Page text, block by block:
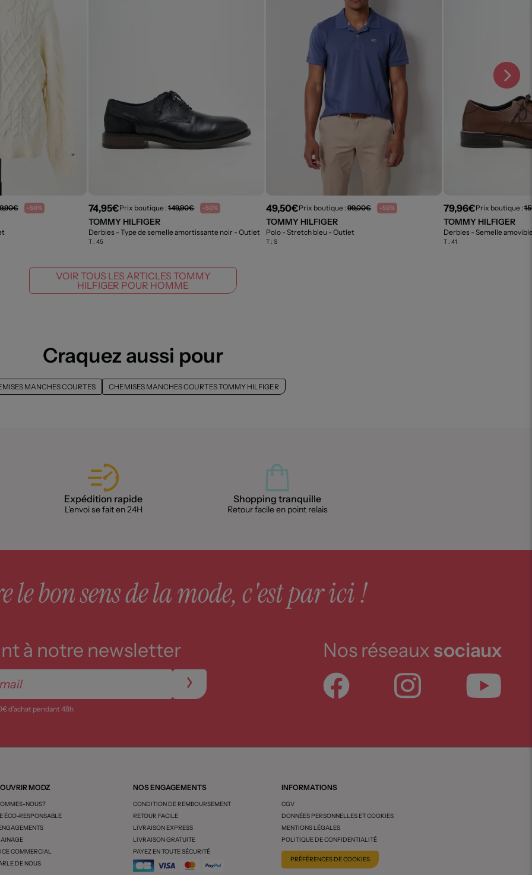
-50% 74,95€Prix boutique :149,90€ -50%
TOMMY HILFIGER
Derbies - Type de semelle amortissante noir - Outlet
T :45
49,50€Prix boutique :99,00€ -50%
TOMMY HILFIGER
Polo - Stretch bleu - Outlet
T :S
79,96€Prix boutique :
TOMMY HILFIGER
Derbies - Semelle
T : 41
VOIR TOUS LES ARTICLES TOMMY
HILFIGER POUR HOMME
Craquez aussi pour
MANCHES COURTES CHEMISES MANCHES COURTES TOMMY HILFIGER
Expédition rapide
L'envoi se fait en 24H
Shopping tranquille
Retour facile en point relais
le bon sens de la mode, c'est par ici !
à notre newsletter
d’achat pendant 48h
Nos réseaux sociaux
MODZ
NOUS?
ÉCO-RESPONSABLE
COMMERCIAL
DE NOUS
NOS ENGAGEMENTS
CONDITION DE REMBOURSEMENT
RETOUR FACILE
LIVRAISON EXPRESS
LIVRAISON GRATUITE
PAYEZ EN TOUTE SÉCURITÉ
INFORMATIONS
CGV
DONNÉES PERSONNELLES ET COOKIES
MENTIONS LÉGALES
POLITIQUE DE CONFIDENTIALITÉ
PRÉFÉRENCES DE COOKIES